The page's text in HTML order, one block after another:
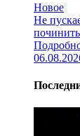
Новое
Не